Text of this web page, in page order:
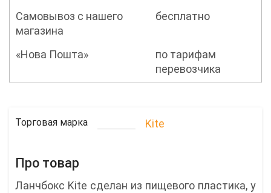
Самовывоз с нашего
магазина
бесплатно
«Нова Пошта»
по тарифам
перевозчика
Торговая марка Kite
Про товар
Ланчбокс Kite сделан из пищевого пластика, у